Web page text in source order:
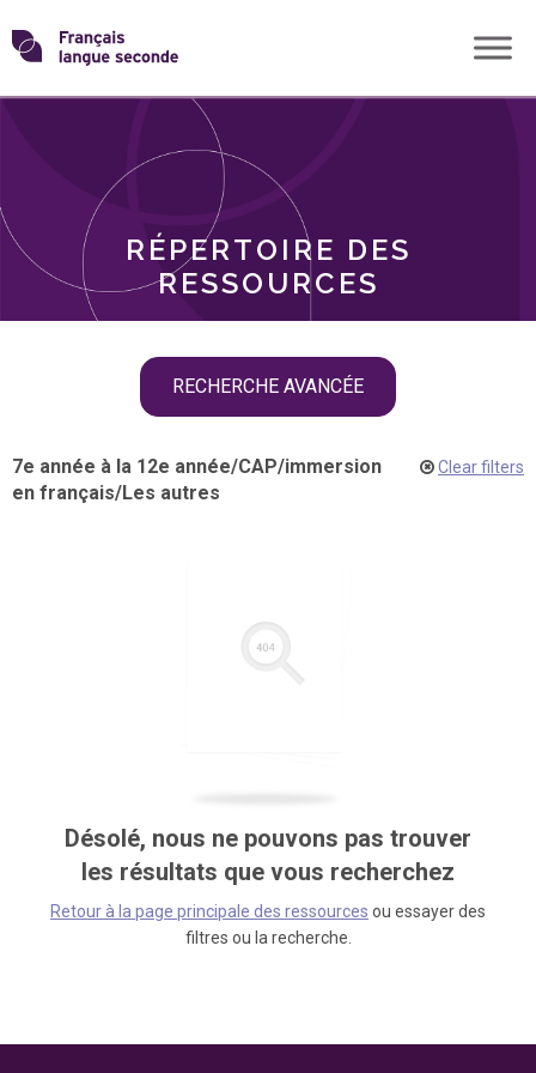
Skip
toTransformons
langue
RÉPERTOIRE DES
RESSOURCES
RECHERCHE AVANCÉE
THÈMES
7e année à la 12e année/CAP/immersion
en français/Les autres
Clear filters
Désolé, nous ne pouvons pas trouver
les résultats que vous recherchez
Retour à la page principale des ressources ou essayer des
filtres ou la recherche.